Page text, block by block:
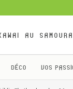
au
DÉCO VOS